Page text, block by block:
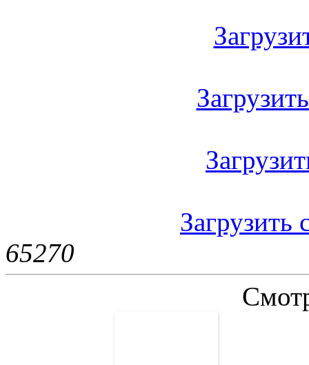
Загрузить
65270